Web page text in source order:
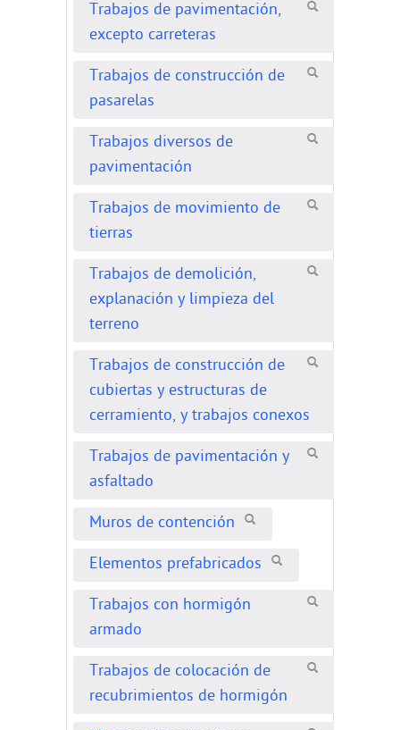
Trabajos de pavimentación,
excepto carreteras
Trabajos de construcción de
pasarelas
Trabajos diversos de
pavimentación
Trabajos de movimiento de
tierras
Trabajos de demolición,
explanación y limpieza del
terreno
Trabajos de construcción de
cubiertas y estructuras de
cerramiento, y trabajos conexos
Trabajos de pavimentación y
asfaltado
Muros de contención
Elementos prefabricados
Trabajos con hormigón
armado
Trabajos de colocación de
recubrimientos de hormigón